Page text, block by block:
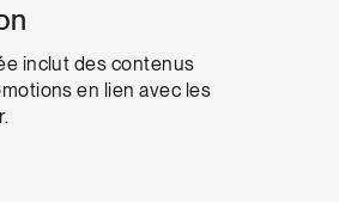
inclut des contenus
en lien avec les